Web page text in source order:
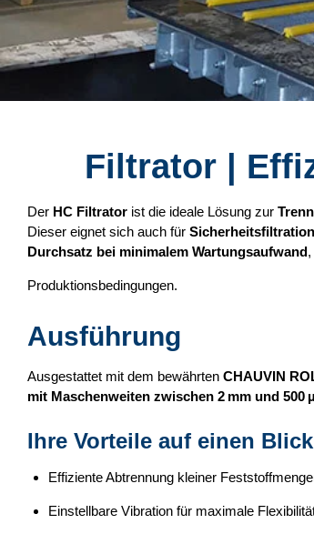
Filtrator |
Der HC Filtrator ist die ideale Lösung zur
Dieser eignet sich auch für
Durchsatz bei minimalem Wartungsaufwand
Produktionsbedingungen.
Ausführung
Ausgestattet mit dem bewährten CHAUVIN
mit Maschenweiten zwischen 2 mm und 500
Ihre Vorteile auf einen
Effiziente Abtrennung kleiner
Einstellbare Vibration für maximale